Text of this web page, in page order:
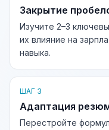
Закрытие
Изучите 2–3
их влияние на
навыка.
ШАГ 3
Адаптация
Перестройте